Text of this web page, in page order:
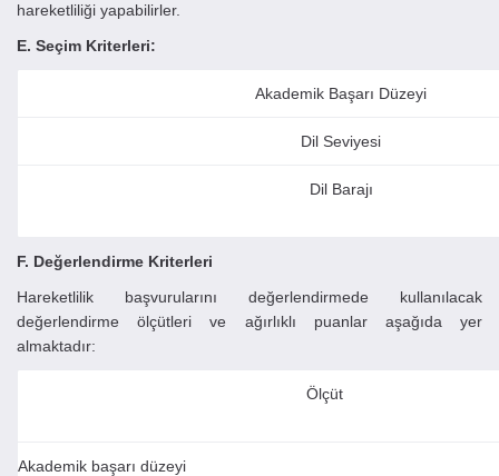
hareketliliği yapabilirler.
E. Seçim Kriterleri:
Akademik Başarı Düzeyi
Dil Seviyesi
Dil Barajı
F. Değerlendirme Kriterleri
Hareketlilik başvurularını değerlendirmede kullanılacak
değerlendirme ölçütleri ve ağırlıklı puanlar aşağıda yer
almaktadır:
Ölçüt
Akademik başarı düzeyi